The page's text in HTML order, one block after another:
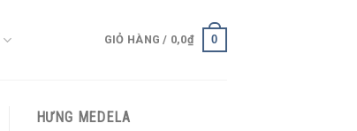
GIỎ HÀNG / 0,0₫ 0
HƯNG MEDELA